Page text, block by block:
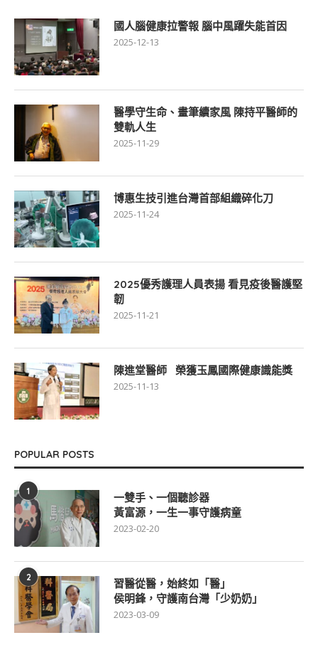
國人腦健康拉警報 腦中風躍失能首因
2025-12-13
醫學守生命、畫筆續家風 陳持平醫師的
雙軌人生
2025-11-29
博惠生技引進台灣首部組織碎化刀
2025-11-24
2025優秀護理人員表揚 看見疫後醫護堅
韌
2025-11-21
陳進堂醫師 榮獲玉鳳國際健康識能獎
2025-11-13
POPULAR POSTS
1
一雙手、一個聽診器
黃富源，一生一事守護病童
2023-02-20
2
習醫從醫，始終如「醫」
侯明鋒，守護南台灣「少奶奶」
2023-03-09